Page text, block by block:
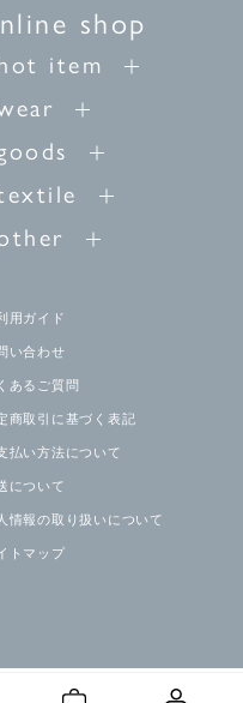
shop
item
用ガイド
い合わせ
あるご質問
商取引に基づく表記
払い方法について
について
情報の取り扱いについて
トマップ